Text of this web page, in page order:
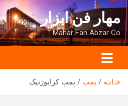
به
محتوا
برویدمهار فن ابزار
Mahar Fan Abzar Co
خـانـه پمپ پمپ کرایوژنیک